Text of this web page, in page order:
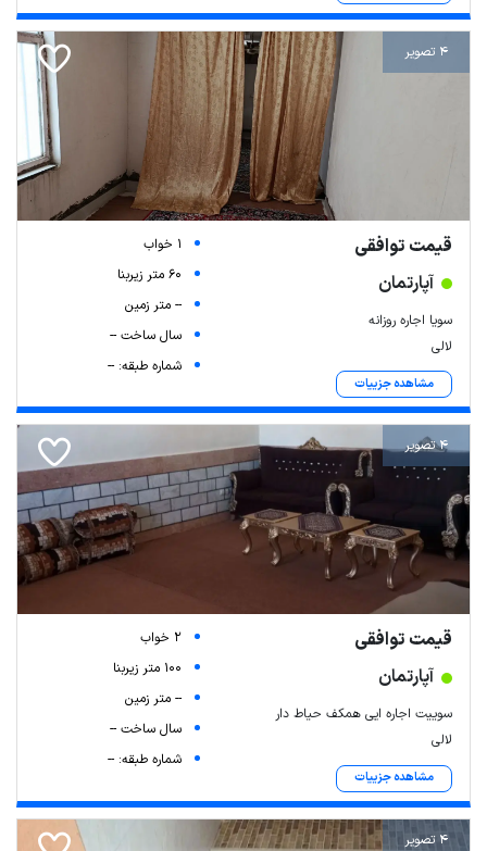
4 تصویر
قیمت توافقی
آپارتمان
سویا اجاره روزانه
لالی
مشاهده جزییات
1 خواب
60 متر زیربنا
-- متر زمین
سال ساخت --
شماره طبقه: --
4 تصویر
قیمت توافقی
آپارتمان
سوییت اجاره ایی همکف حیاط دار
لالی
مشاهده جزییات
2 خواب
100 متر زیربنا
-- متر زمین
سال ساخت --
شماره طبقه: --
4 تصویر